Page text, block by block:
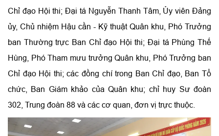
Chỉ đạo Hội thi; Đại tá Nguyễn Thanh Tâm, Ủy viên Đảng
ủy, Chủ nhiệm Hậu cần - Kỹ thuật Quân khu, Phó Trưởng
ban Thường trực Ban Chỉ đạo Hội thi; Đại tá Phùng Thế
Hùng, Phó Tham mưu trưởng Quân khu, Phó Trưởng ban
Chỉ đạo Hội thi; các đồng chí trong Ban Chỉ đạo, Ban Tổ
chức, Ban Giám khảo của Quân khu; chỉ huy Sư đoàn
302, Trung đoàn 88 và các cơ quan, đơn vị trực thuộc.